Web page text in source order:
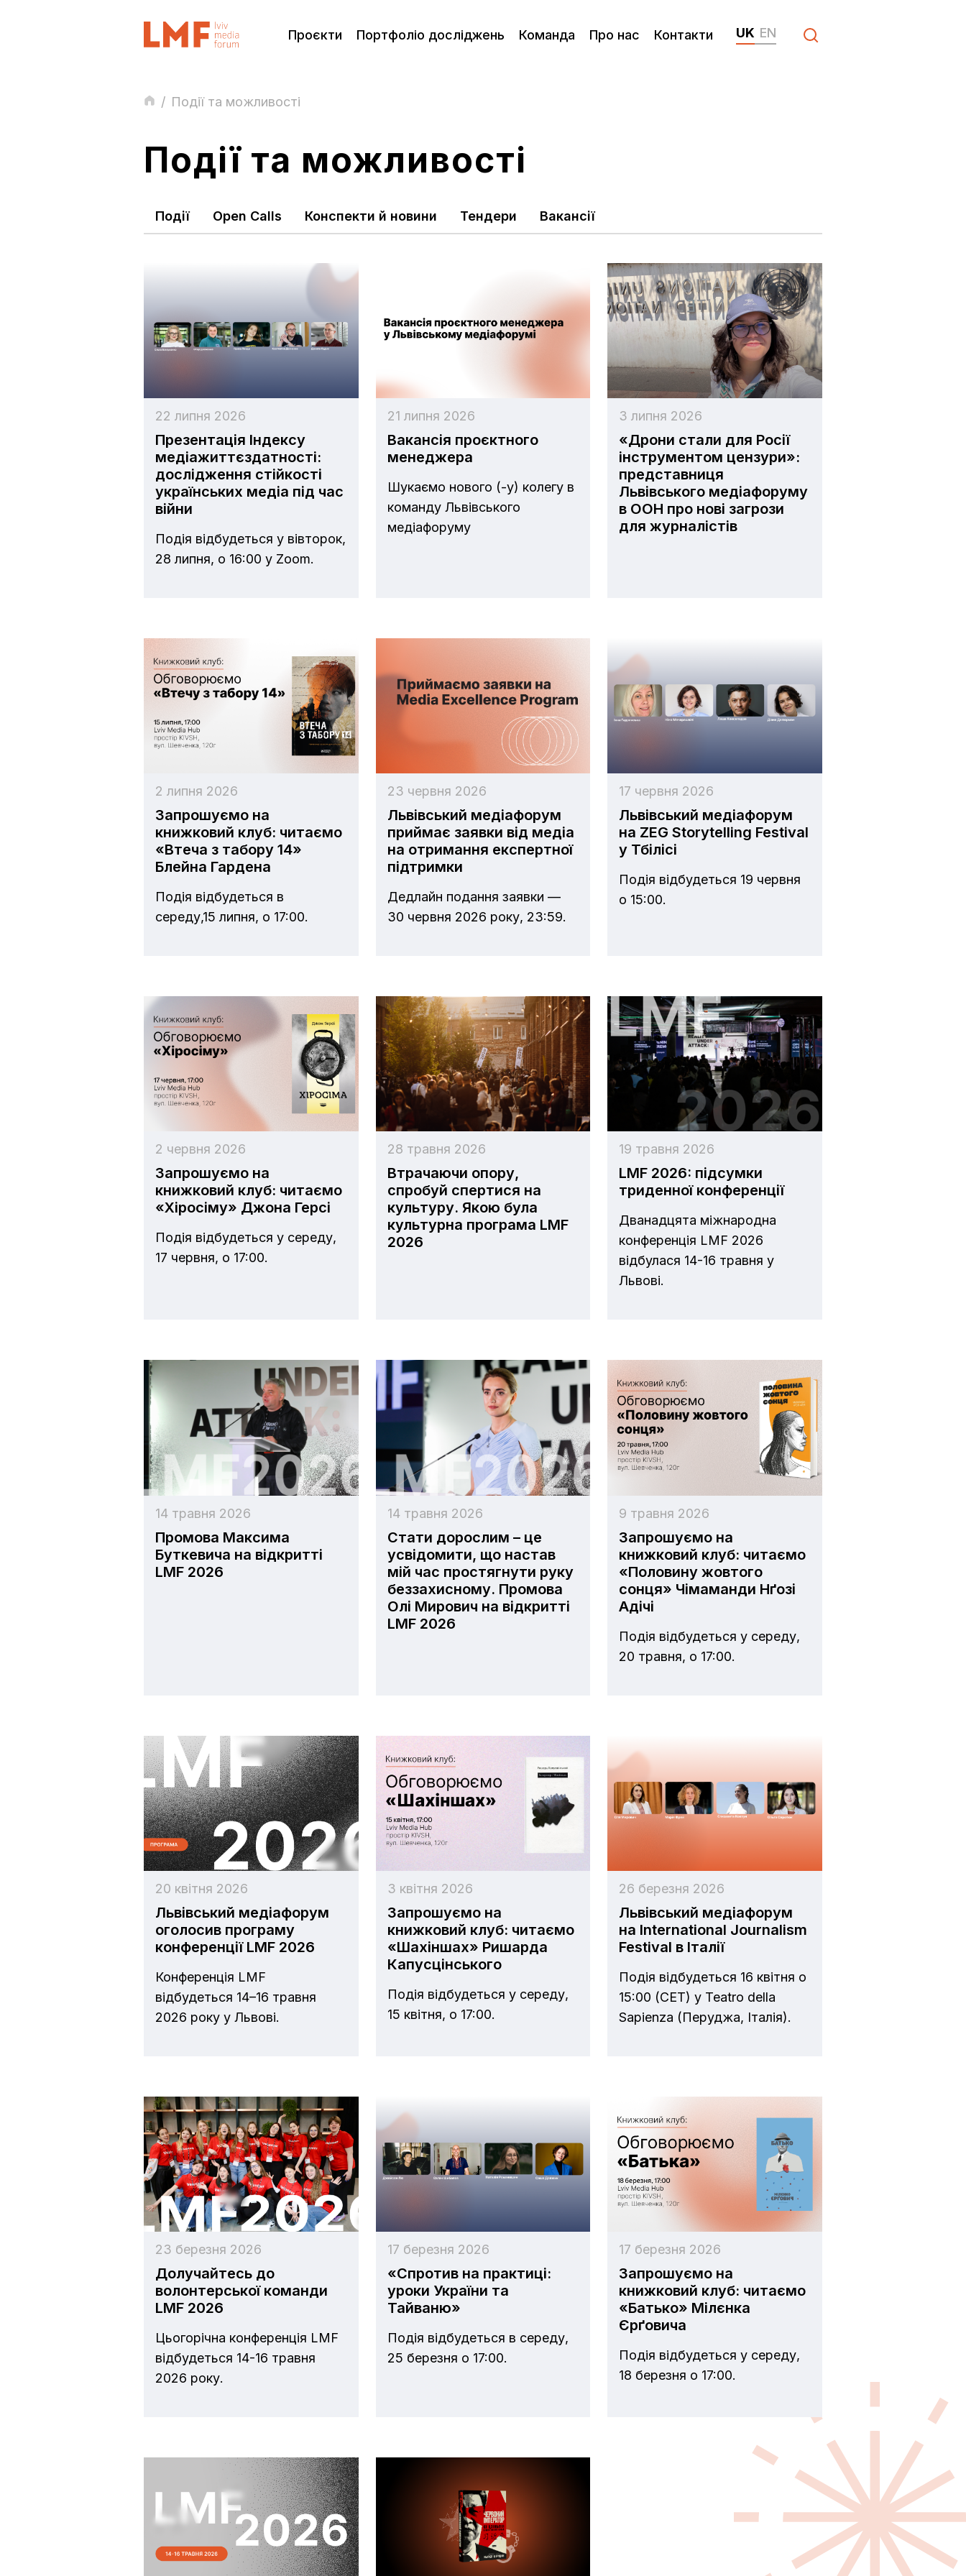
Проєкти Портфоліо досліджень Команда Про нас Контакти UK EN
/ Події та можливості
Події та можливості
Події Open Calls Конспекти й новини Тендери Вакансії
22 липня 2026
Презентація Індексу
медіажиттєздатності:
дослідження стійкості
українських медіа під час
війни
Подія відбудеться у вівторок,
28 липня, о 16:00 у Zoom.
21 липня 2026
Вакансія проєктного
менеджера
Шукаємо нового (-y) колегу в
команду Львівського
медіафоруму
3 липня 2026
«Дрони стали для Росії
інструментом цензури»:
представниця
Львівського медіафоруму
в ООН про нові загрози
для журналістів
2 липня 2026
Запрошуємо на
книжковий клуб: читаємо
«Втеча з табору 14»
Блейна Гардена
Подія відбудеться в
середу,15 липня, о 17:00.
23 червня 2026
Львівський медіафорум
приймає заявки від медіа
на отримання експертної
підтримки
Дедлайн подання заявки —
30 червня 2026 року, 23:59.
17 червня 2026
Львівський медіафорум
на ZEG Storytelling Festival
у Тбілісі
Подія відбудеться 19 червня
о 15:00.
2 червня 2026
Запрошуємо на
книжковий клуб: читаємо
«Хіросіму» Джона Герсі
Подія відбудеться у середу,
17 червня, о 17:00.
28 травня 2026
Втрачаючи опору,
спробуй спертися на
культуру. Якою була
культурна програма LMF
2026
19 травня 2026
LMF 2026: підсумки
триденної конференції
Дванадцята міжнародна
конференція LMF 2026
відбулася 14-16 травня у
Львові.
14 травня 2026
Промова Максима
Буткевича на відкритті
LMF 2026
14 травня 2026
Стати дорослим – це
усвідомити, що настав
мій час простягнути руку
беззахисному. Промова
Олі Мирович на відкритті
LMF 2026
9 травня 2026
Запрошуємо на
книжковий клуб: читаємо
«Половину жовтого
сонця» Чімаманди Нґозі
Адічі
Подія відбудеться у середу,
20 травня, о 17:00.
20 квітня 2026
Львівський медіафорум
оголосив програму
конференції LMF 2026
Конференція LMF
відбудеться 14–16 травня
2026 року у Львові.
3 квітня 2026
Запрошуємо на
книжковий клуб: читаємо
«Шахіншах» Ришарда
Капусцінського
Подія відбудеться у середу,
15 квітня, о 17:00.
26 березня 2026
Львівський медіафорум
на International Journalism
Festival в Італії
Подія відбудеться 16 квітня о
15:00 (CET) у Teatro della
Sapienza (Перуджа, Італія).
23 березня 2026
Долучайтесь до
волонтерської команди
LMF 2026
Цьогорічна конференція LMF
відбудеться 14-16 травня
2026 року.
17 березня 2026
«Спротив на практиці:
уроки України та
Тайваню»
Подія відбудеться в середу,
25 березня о 17:00.
17 березня 2026
Запрошуємо на
книжковий клуб: читаємо
«Батько» Мілєнка
Єрґовича
Подія відбудеться у середу,
18 березня о 17:00.